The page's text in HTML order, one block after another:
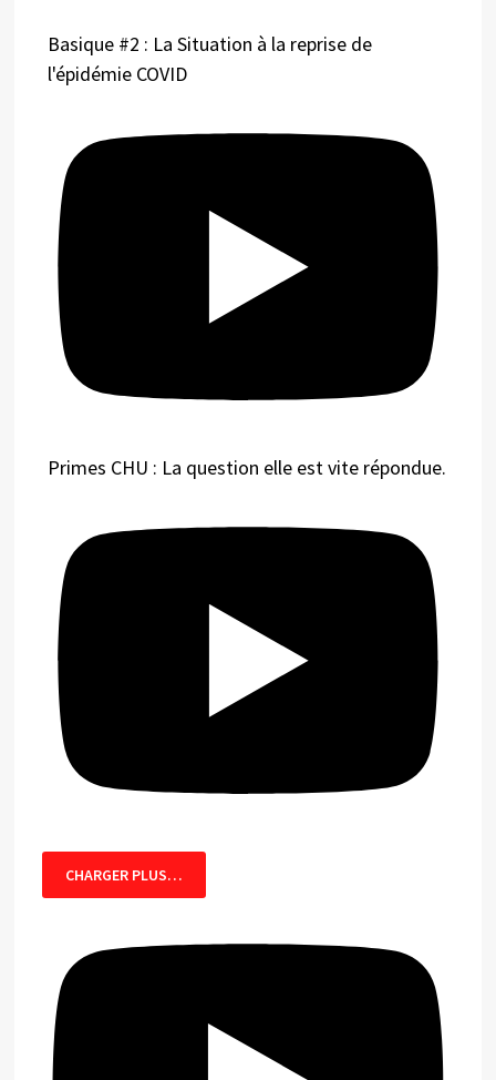
Basique #2 : La Situation à la reprise de
l'épidémie COVID
Primes CHU : La question elle est vite répondue.
CHARGER PLUS…